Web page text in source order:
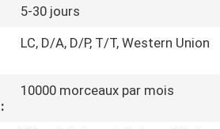
5-30 jours
LC, D/A, D/P, T/T, Western Union
10000 morceaux par mois